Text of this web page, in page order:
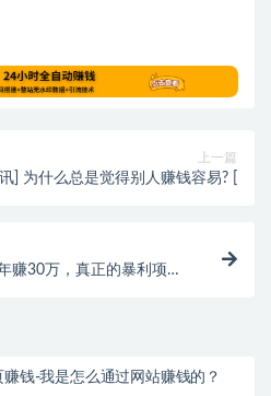
上一篇
] 为什么总是觉得别人赚钱容易? [
赚30万，真正的暴利项
钱-我是怎么通过网站赚钱的？